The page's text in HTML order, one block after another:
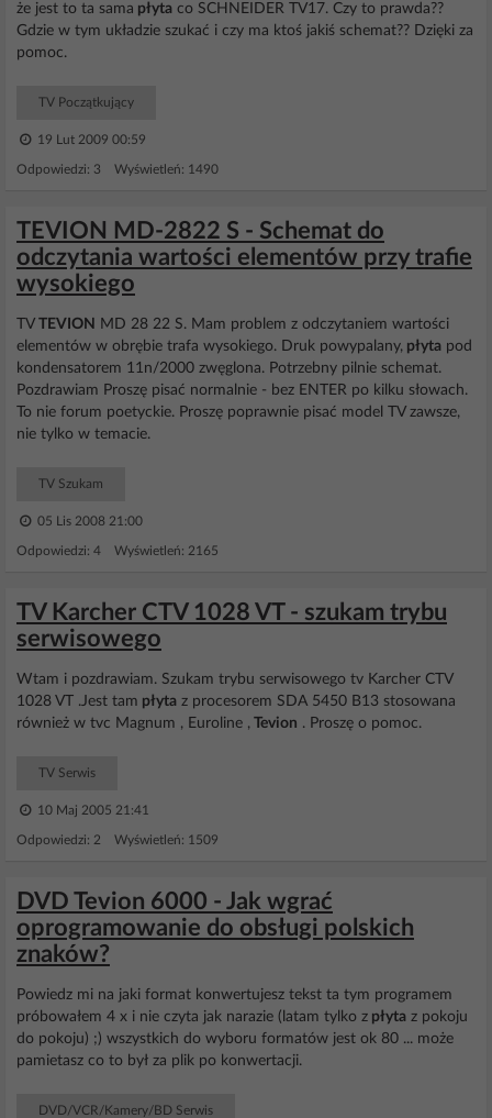
że jest to ta sama płyta co SCHNEIDER TV17. Czy to prawda??
Gdzie w tym układzie szukać i czy ma ktoś jakiś schemat?? Dzięki za
pomoc.
TV Początkujący
19 Lut 2009 00:59
Odpowiedzi: 3 Wyświetleń: 1490
TEVION MD-2822 S - Schemat do
odczytania wartości elementów przy trafie
wysokiego
TV TEVION
MD 28 22 S. Mam problem z odczytaniem wartości
elementów w obrębie trafa wysokiego. Druk powypalany, płyta pod
kondensatorem 11n/2000 zwęglona. Potrzebny pilnie schemat.
Pozdrawiam Proszę pisać normalnie - bez ENTER po kilku słowach.
To nie forum poetyckie. Proszę poprawnie pisać model TV zawsze,
nie tylko w temacie.
TV Szukam
05 Lis 2008 21:00
Odpowiedzi: 4 Wyświetleń: 2165
TV Karcher CTV 1028 VT - szukam trybu
serwisowego
Wtam i pozdrawiam. Szukam trybu serwisowego tv Karcher CTV
1028 VT .Jest tam płyta z procesorem SDA 5450 B13 stosowana
również w tvc Magnum , Euroline , Tevion . Proszę o pomoc.
TV Serwis
10 Maj 2005 21:41
Odpowiedzi: 2 Wyświetleń: 1509
DVD Tevion 6000 - Jak wgrać
oprogramowanie do obsługi polskich
znaków?
Powiedz mi na jaki format konwertujesz tekst ta tym programem
próbowałem 4 x i nie czyta jak narazie (latam tylko z płyta z pokoju
do pokoju) ;) wszystkich do wyboru formatów jest ok 80 ... może
pamietasz co to był za plik po konwertacji.
DVD/VCR/Kamery/BD Serwis